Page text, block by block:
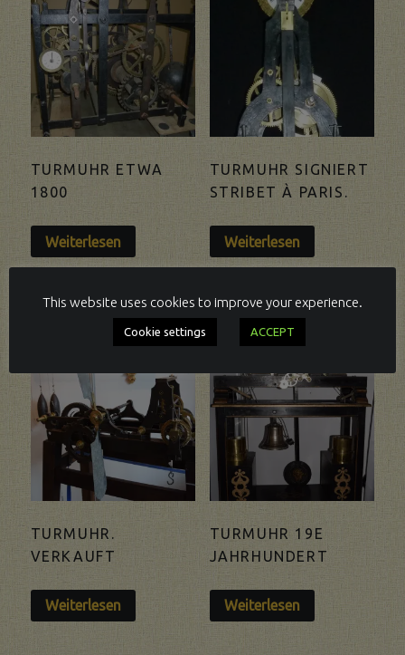
TURMUHR ETWA
1800
Weiterlesen
TURMUHR SIGNIERT
STRIBET À PARIS.
Weiterlesen
VERKAUFT
TURMUHR.
VERKAUFT
Weiterlesen
VERKAUFT
TURMUHR 19E
JAHRHUNDERT
Weiterlesen
This website uses cookies to improve your experience.
Cookie settings ACCEPT